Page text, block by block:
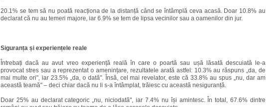
20.1% se tem să nu poată reacționa de la distanță când se întâmplă ceva acasă. Doar 10.8% au
declarat că nu au temeri majore, iar 6.9% se tem de lipsa vecinilor sau a oamenilor din jur.
Siguranța și experiențele reale
Întrebați dacă au avut vreo experiență reală în care o poartă sau ușă lăsată descuiată le-a
provocat stres sau a reprezentat o amenințare, rezultatele arată astfel: 10.3% au răspuns „da, de
mai multe ori", iar 23.5% „da, o dată". Însă, cel mai revelator, este că 33.8% au spus „nu, dar am
această teamă" – deci chiar dacă nu li s-a întâmplat, trăiesc cu această nesiguranță.
Doar 25% au declarat categoric „nu, niciodată", iar 7.4% nu își amintesc. În total, 67.6% dintre